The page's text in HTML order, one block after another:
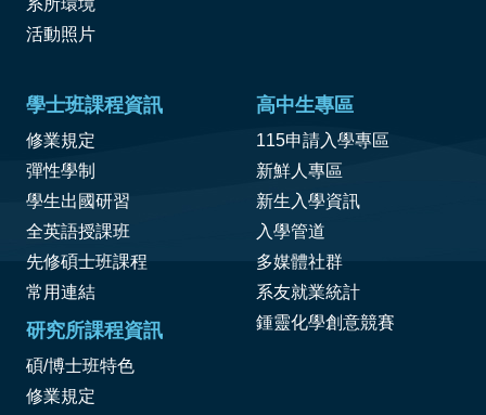
系所環境
活動照片
學士班課程資訊
修業規定
彈性學制
學生出國研習
全英語授課班
先修碩士班課程
常用連結
研究所課程資訊
碩/博士班特色
修業規定
高中生專區
115申請入學專區
新鮮人專區
新生入學資訊
入學管道
多媒體社群
系友就業統計
鍾靈化學創意競賽